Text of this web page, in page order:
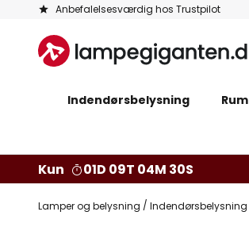
Anbefalelsesværdig hos Trustpilot
Skip
Content
Indendørsbelysning Rum
Kun 01D 09T 04M 29S
Lamper og belysning Indendørsbelysning